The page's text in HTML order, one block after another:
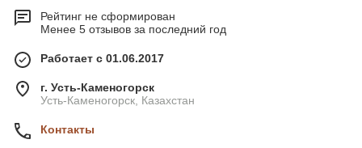
Рейтинг не сформирован
Менее 5 отзывов за последний год
Работает с 01.06.2017
г. Усть-Каменогорск
Усть-Каменогорск, Казахстан
Контакты